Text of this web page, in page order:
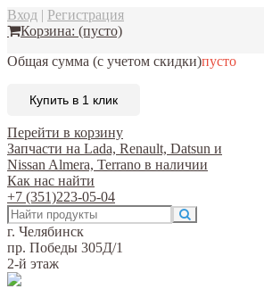
Вход | Регистрация
Корзина: (пусто)
Общая сумма (с учетом скидки)пусто
Купить в 1 клик
Перейти в корзину
Запчасти на Lada, Renault, Datsun и
Nissan Almera, Terrano в наличии
Как нас найти
+7 (351)223-05-04
г. Челябинск
пр. Победы 305Д/1
2-й этаж